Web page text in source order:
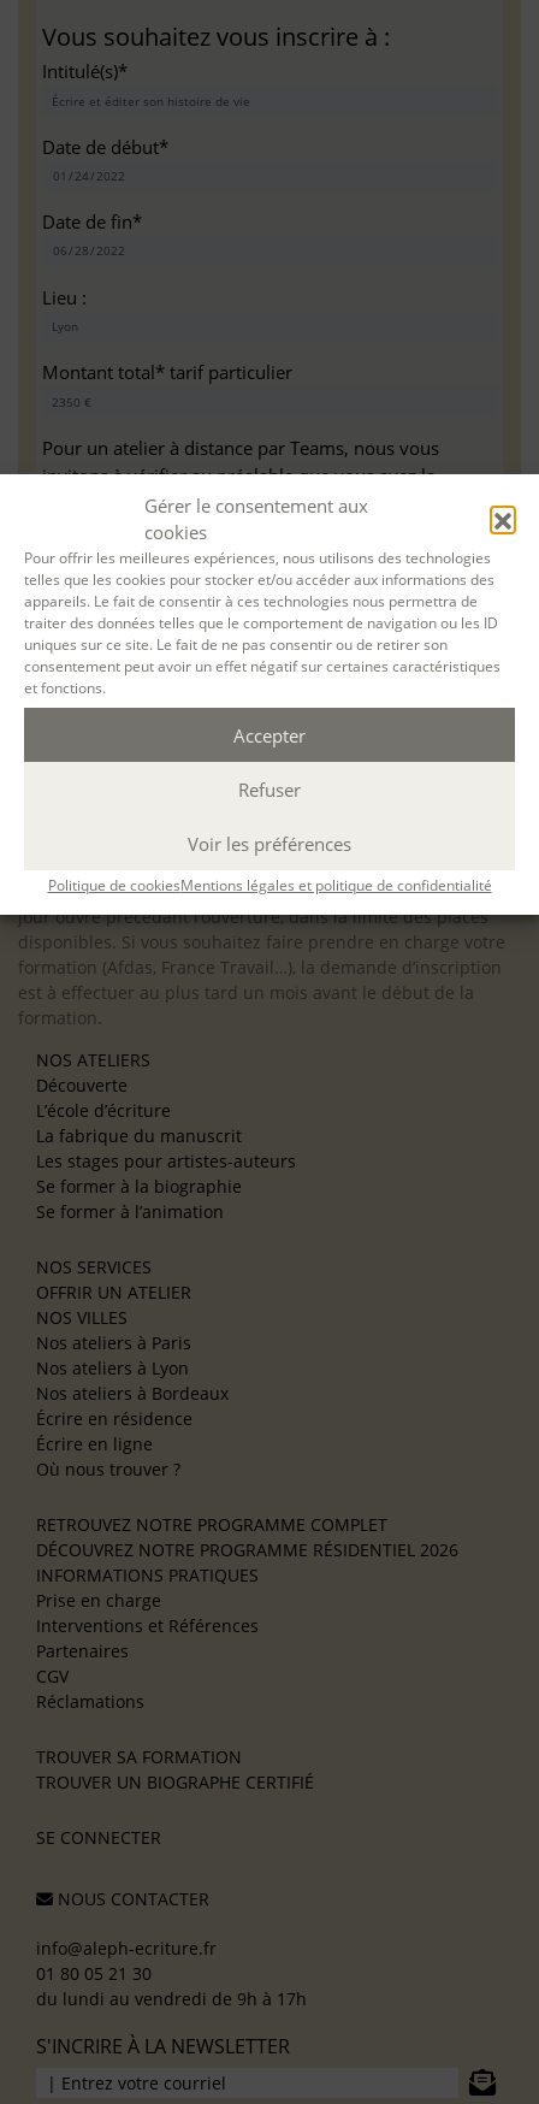
Gérer le consentement aux
cookies
Pour offrir les meilleures expériences, nous utilisons des technologies
telles que les cookies pour stocker et/ou accéder aux informations des
appareils. Le fait de consentir à ces technologies nous permettra de
traiter des données telles que le comportement de navigation ou les ID
uniques sur ce site. Le fait de ne pas consentir ou de retirer son
consentement peut avoir un effet négatif sur certaines caractéristiques
et fonctions.
Accepter
Refuser
Voir les préférences
Politique de cookiesMentions légales et politique de confidentialité
Vous souhaitez vous inscrire à :
Intitulé(s)*
Date de début*
Date de fin*
Lieu :
Montant total* tarif particulier
Pour un atelier à distance par Teams, nous vous
invitons à vérifier au préalable que vous avez la
configuration minimale requise pour pouvoir travailler
dans les meilleures conditions : Configuration
matérielle requise pourMicrosoft Teams | Microsoft
Learn
Accessibilité : ALEPH-ÉCRITURE est sensible à l’inclusion des
personnes en situation de handicap. Si vous avez besoin
d’un aménagement spécifique de programme, n’hésitez pas
à nous contacter en amont de votre inscription afin
supports, accessibilité de nos salles).
inscriptions à nos activités sont ouvertes jusqu’au dernier
jour ouvré précédant l’ouverture, dans la limite des places
disponibles. Si vous souhaitez faire prendre en charge votre
formation (Afdas, France Travail…), la demande d’inscription
est à effectuer au plus tard un mois avant le début de la
formation.
NOS ATELIERS
Découverte
L’école d’écriture
La fabrique du manuscrit
Les stages pour artistes-auteurs
Se former à la biographie
Se former à l’animation
NOS SERVICES
OFFRIR UN ATELIER
NOS VILLES
Nos ateliers à Paris
Nos ateliers à Lyon
Nos ateliers à Bordeaux
Écrire en résidence
Écrire en ligne
Où nous trouver ?
RETROUVEZ NOTRE PROGRAMME COMPLET
DÉCOUVREZ NOTRE PROGRAMME RÉSIDENTIEL 2026
INFORMATIONS PRATIQUES
Prise en charge
Interventions et Références
Partenaires
CGV
Réclamations
TROUVER SA FORMATION
TROUVER UN BIOGRAPHE CERTIFIÉ
SE CONNECTER
NOUS CONTACTER
info@aleph-ecriture.fr
01 80 05 21 30
du lundi au vendredi de 9h à 17h
S'INCRIRE À LA NEWSLETTER